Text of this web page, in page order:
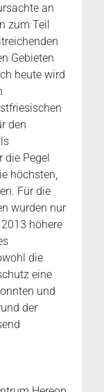
an
zum Teil
Gebieten
heute wird
den
Pegel
höchsten,
Für die
wurden nur
höhere
die
eine
und
der